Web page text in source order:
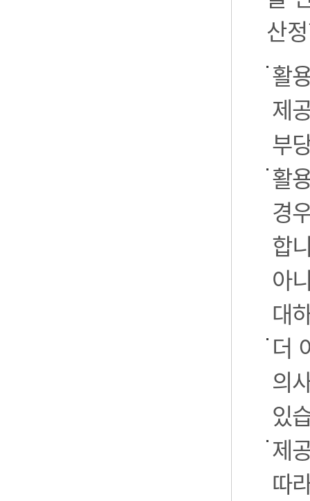
산
활
제
부
활
경
합
아
대
더
의
있
제
따